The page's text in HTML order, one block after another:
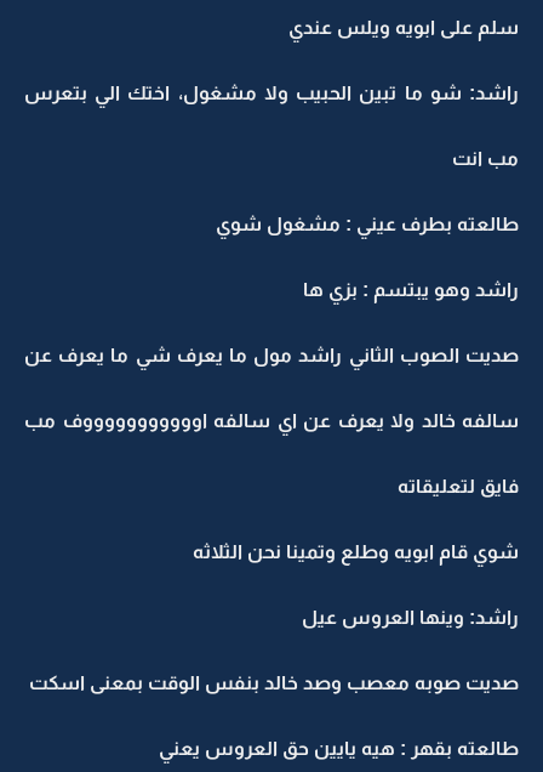
سلم على ابويه ويلس عندي
راشد: شو ما تبين الحبيب ولا مشغول، اختك الي بتعرس
مب انت
طالعته بطرف عيني : مشغول شوي
راشد وهو يبتسم : بزي ها
صديت الصوب الثاني راشد مول ما يعرف شي ما يعرف عن
سالفه خالد ولا يعرف عن اي سالفه اوووووووووووف مب
فايق لتعليقاته
شوي قام ابويه وطلع وتمينا نحن الثلاثه
راشد: وينها العروس عيل
صديت صوبه معصب وصد خالد بنفس الوقت بمعنى اسكت
طالعته بقهر : هيه يايين حق العروس يعني